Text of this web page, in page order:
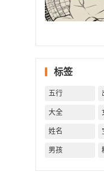
标签
五行
大全
姓名
男孩